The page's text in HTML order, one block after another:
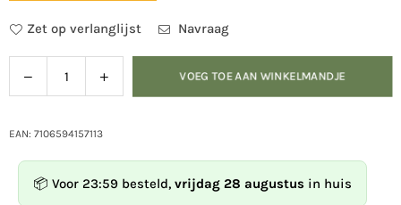
Zet op verlanglijst Navraag
Hoeveelheid
Verlaag
de
voor
Eekhoorn
Verhoog
de
Eekhoorn
VOEG TOE AAN WINKELMANDJE
EAN: 7106594157113
📦 Voor 23:59 besteld, vrijdag 28 augustus in huis